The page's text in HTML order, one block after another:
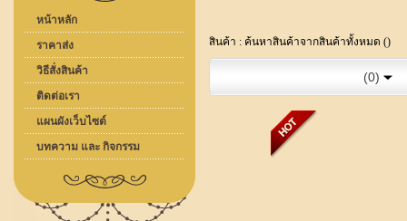
หน้าหลัก
ราคาส่ง
วิธีสั่งสินค้า
ติดต่อเรา
แผนผังเว็บไซต์
บทความ และ กิจกรรม
สินค้า : ค้นหาสินค้าจากสินค้าทั้งหมด ()
(0)